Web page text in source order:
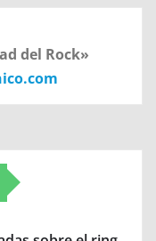
del Rock»